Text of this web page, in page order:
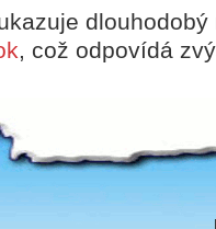
, což odpovídá